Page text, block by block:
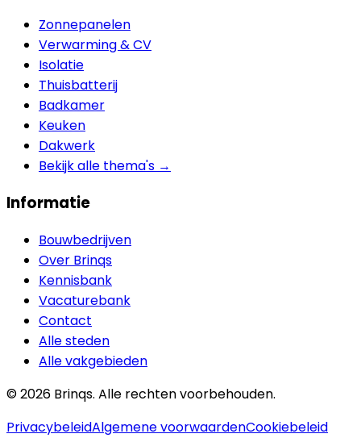
Zonnepanelen
Verwarming & CV
Isolatie
Thuisbatterij
Badkamer
Keuken
Dakwerk
Bekijk alle thema's →
Informatie
Bouwbedrijven
Over Brinqs
Kennisbank
Vacaturebank
Contact
Alle steden
Alle vakgebieden
©2026 Brinqs. Alle rechten voorbehouden.
PrivacybeleidAlgemene voorwaardenCookiebeleid